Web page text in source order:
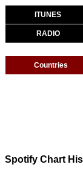
ITUNES
RADIO
Countries
Spotify Chart